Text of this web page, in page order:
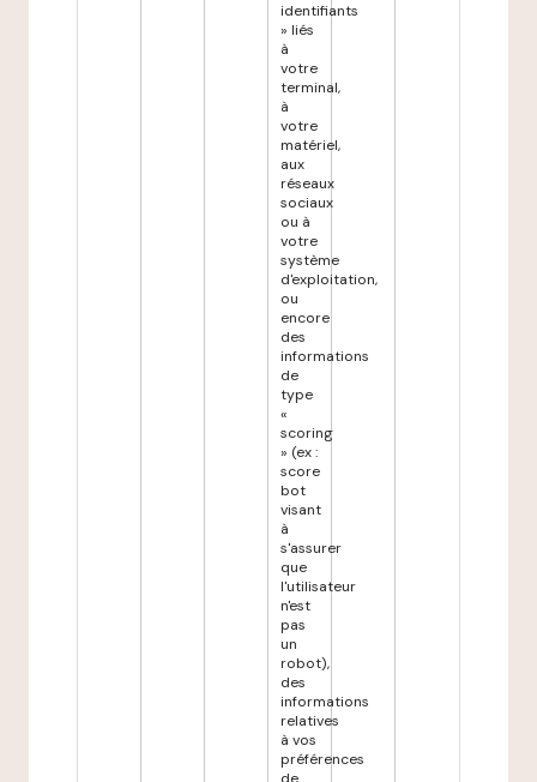
identifiants
» liés
à
votre
terminal,
à
votre
matériel,
aux
réseaux
sociaux
ou à
votre
système
d'exploitation,
ou
encore
des
informations
de
type
«
scoring
» (ex :
score
bot
visant
à
s'assurer
que
l'utilisateur
n'est
pas
un
robot),
des
informations
relatives
à vos
préférences